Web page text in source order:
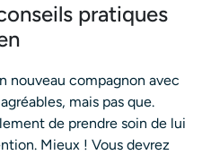
pratiques
nouveau compagnon avec
mais pas que.
de prendre soin de lui
Mieux ! Vous devrez